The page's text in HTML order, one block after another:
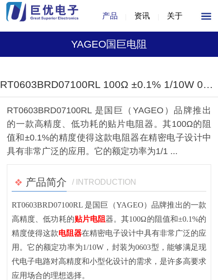
产品 资讯 关于
YAGEO国巨电阻
1/1
RT0603BRD07100RL 100Ω ±0.1% 1/10W 0603封装精密电阻器（国巨品牌）
RT0603BRD07100RL 是国巨（YAGEO）品牌推出
的一款高精度、低功耗的贴片电阻器。其100Ω的阻
值和±0.1%的精度使得这款电阻器在精密电子设计中
具有非常广泛的应用。它的额定功率为1/1 ...
产品简介 / INTRODUCTION
RT0603BRD07100RL 是国巨（YAGEO）品牌推出的一款
高精度、低功耗的贴片电阻器。其100Ω的阻值和±0.1%的
精度使得这款电阻器在精密电子设计中具有非常广泛的应
用。它的额定功率为1/10W，封装为0603型，能够满足现
代电子电路对高精度和小型化设计的需求，是许多高要求
应用场合的理想选择。